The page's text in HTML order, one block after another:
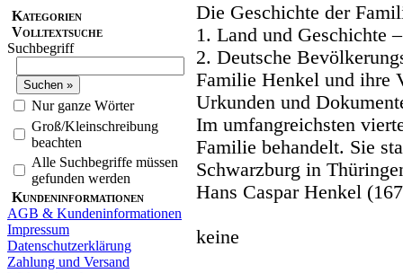
Kategorien
Volltextsuche
Suchbegriff
Nur ganze Wörter
Groß/Kleinschreibung
beachten
Alle Suchbegriffe müssen
gefunden werden
Kundeninformationen
AGB & Kundeninformationen
Impressum
Datenschutzerklärung
Zahlung und Versand
Die Geschichte der
1. Land und Geschichte –
2. Deutsche
Familie Henkel und ihre
Urkunden und
Im umfangreichsten
Familie behandelt. Sie
Schwarzburg in
Hans Caspar Henkel
keine